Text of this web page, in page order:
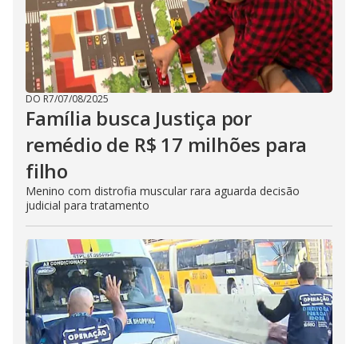
DO R7/07/08/2025
Família busca Justiça por
remédio de R$ 17 milhões para
filho
Menino com distrofia muscular rara aguarda decisão
judicial para tratamento